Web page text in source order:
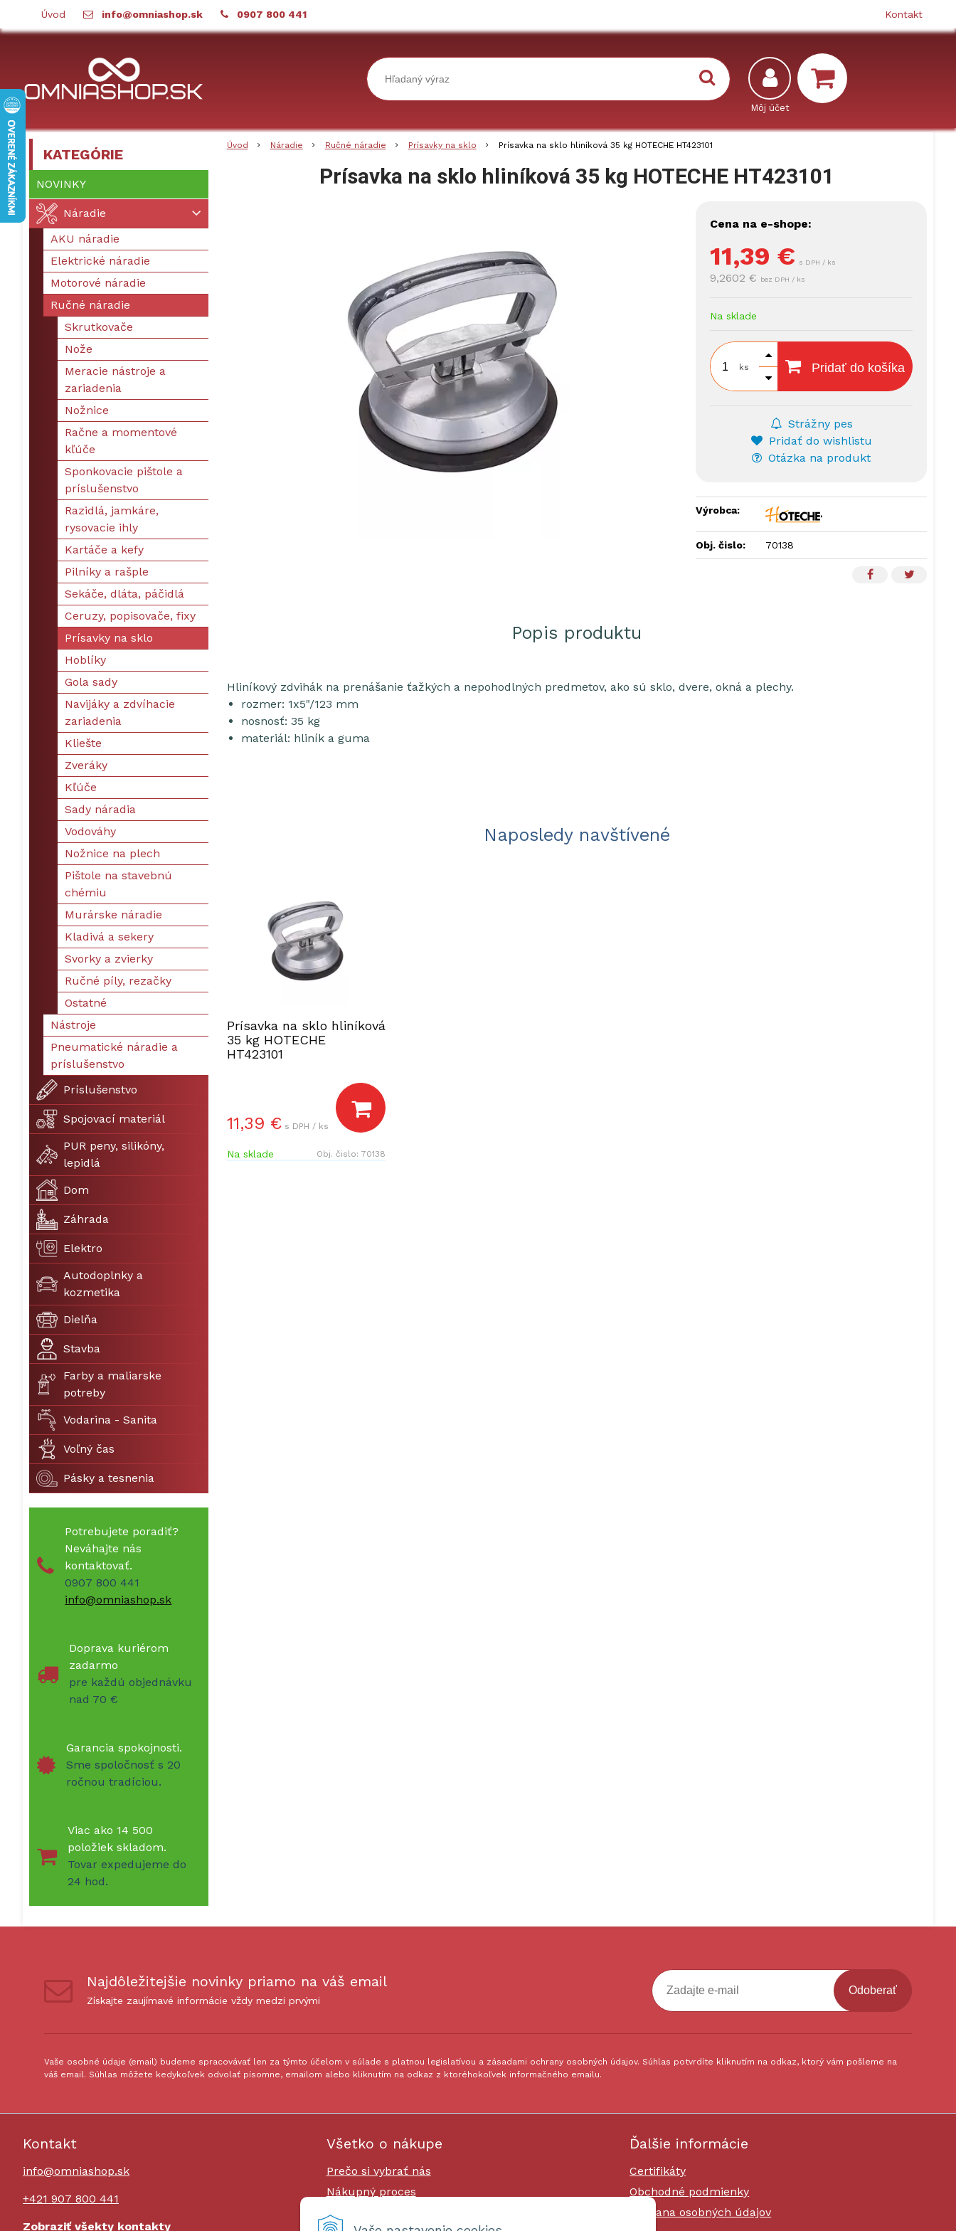
Úvod info@omniashop.sk 0907 800 441 Kontakt
Úvod Náradie Ručné náradie Prísavky na sklo Prísavka na sklo hliníková 35 kg HOTECHE HT423101
Prísavka na sklo hliníková 35 kg HOTECHE HT423101
Cena na e-shope:
11,39 € s DPH / ks
9,2602 € bez DPH / ks
Na sklade
ks Pridať do košíka
Strážny pes
Pridať do wishlistu
Otázka na produkt
Výrobca:
Obj. čislo: 70138
Popis produktu
Hliníkový zdvihák na prenášanie ťažkých a nepohodlných predmetov, ako sú sklo, dvere, okná a plechy.
rozmer: 1x5"/123 mm
nosnosť: 35 kg
materiál: hliník a guma
Naposledy navštívené
Prísavka na sklo hliníková
35 kg HOTECHE
HT423101
11,39 € s DPH / ks
Na sklade Obj. čislo:70138
KATEGÓRIE
NOVINKY
Náradie
AKU náradie
Elektrické náradie
Motorové náradie
Ručné náradie
Skrutkovače
Nože
Meracie nástroje a
zariadenia
Nožnice
Račne a momentové
kľúče
Sponkovacie pištole a
príslušenstvo
Razidlá, jamkáre,
rysovacie ihly
Kartáče a kefy
Pilníky a rašple
Sekáče, dláta, páčidlá
Ceruzy, popisovače, fixy
Prísavky na sklo
Hoblíky
Gola sady
Navijáky a zdvíhacie
zariadenia
Kliešte
Zveráky
Kľúče
Sady náradia
Vodováhy
Nožnice na plech
Pištole na stavebnú
chémiu
Murárske náradie
Kladivá a sekery
Svorky a zvierky
Ručné píly, rezačky
Ostatné
Nástroje
Pneumatické náradie a
príslušenstvo
Príslušenstvo
Spojovací materiál
PUR peny, silikóny,
lepidlá
Dom
Záhrada
Elektro
Autodoplnky a
kozmetika
Dielňa
Stavba
Farby a maliarske
potreby
Vodarina - Sanita
Voľný čas
Pásky a tesnenia
Potrebujete poradiť?
Neváhajte nás
kontaktovať.
0907 800 441
info@omniashop.sk
Doprava kuriérom
zadarmo
pre každú objednávku
nad 70 €
Garancia spokojnosti.
Sme spoločnosť s 20
ročnou tradíciou.
Viac ako 14 500
položiek skladom.
Tovar expedujeme do
24 hod.
Najdôležitejšie novinky priamo na váš email
Získajte zaujímavé informácie vždy medzi prvými
Odoberať
Vaše osobné údaje (email) budeme spracovávať len za týmto účelom v súlade s platnou legislatívou a zásadami ochrany osobných údajov. Súhlas potvrdíte kliknutím na odkaz, ktorý vám pošleme na
váš email. Súhlas môžete kedykoľvek odvolať písomne, emailom alebo kliknutím na odkaz z ktoréhokoľvek informačného emailu.
Kontakt
info@omniashop.sk
+421 907 800 441
Zobraziť všekty kontakty
Všetko o nákupe
Prečo si vybrať nás
Nákupný proces
Platby a doprava
Ďalšie informácie
Certifikáty
Obchodné podmienky
Ochrana osobných údajov